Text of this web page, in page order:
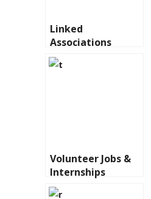
Linked
Associations
Volunteer Jobs &
Internships